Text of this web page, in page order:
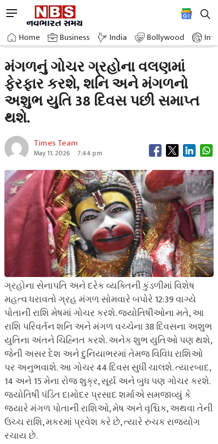
to
content
M
n
u
u
t
t
o
Home Business India Bollywood
Home»Breaking News»Marss Transit Will Alter The Planetary Dynamics
મંગળનું ગોચર ગ્રહોના વલણમાં
ફેરફાર કરશે, શનિ અને મંગળનો
અશુભ યુતિ 38 દિવસ પછી સમાપ્ત
થશે.
Times Team
May 11, 2026 7:44 pm
ગ્રહોના સેનાપતિ અને દરેક વ્યક્તિની કુંડળીમાં વિશેષ
મહત્વ ધરાવતો ગ્રહ મંગળ સોમવારે બપોરે 12:39 વાગ્યે
પોતાની રાશિ મેષમાં ગોચર કરશે. જ્યોતિષીઓના મતે, આ
રાશિ પરિવર્તન શનિ અને મંગળ વચ્ચેના 38 દિવસના અશુભ
યુતિના અંતને ચિહ્નિત કરશે. અનેક શુભ યુતિઓ પણ થશે,
જેની અસર દેશ અને દુનિયાભરમાં તેમજ વિવિધ રાશિઓ
પર અનુભવાશે. આ ગોચર 44 દિવસ સુધી ચાલશે. ત્યારબાદ,
14 અને 15 મેના રોજ શુક્ર, સૂર્ય અને બુધ પણ ગોચર કરશે.
જ્યોતિષી પંડિત દામોદર પ્રસાદ શર્માએ સમજાવ્યું કે
જ્યારે મંગળ પોતાની રાશિઓ, મેષ અને વૃશ્ચિક, અથવા તેની
ઉચ્ચ રાશિ, મકરમાં પ્રવેશ કરે છે, ત્યારે રુચક રાજયોગ
રચાય છે.